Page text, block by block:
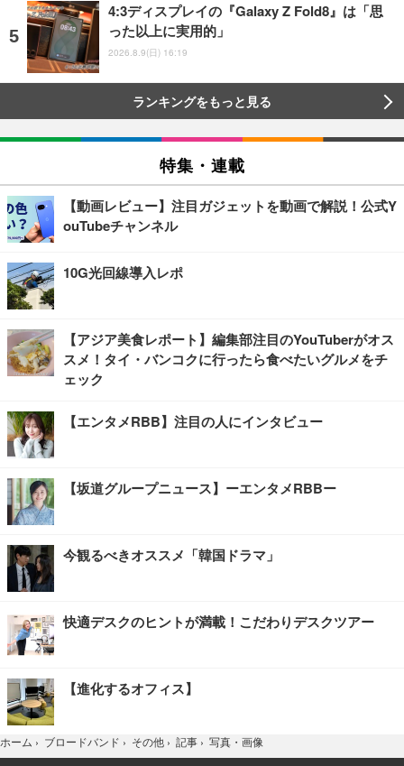
4:3ディスプレイの『Galaxy Z Fold8』は「思
った以上に実用的」
2026.8.9(日) 16:19
ランキングをもっと見る
特集・連載
【動画レビュー】注目ガジェットを動画で解説！公式Y
ouTubeチャンネル
10G光回線導入レポ
【アジア美食レポート】編集部注目のYouTuberがオス
スメ！タイ・バンコクに行ったら食べたいグルメをチ
ェック
【エンタメRBB】注目の人にインタビュー
【坂道グループニュース】ーエンタメRBBー
今観るべきオススメ「韓国ドラマ」
快適デスクのヒントが満載！こだわりデスクツアー
【進化するオフィス】
ホーム › ブロードバンド › その他 › 記事 › 写真・画像